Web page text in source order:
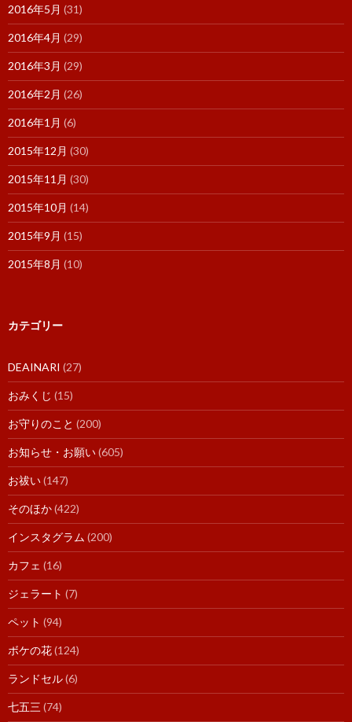
2016年5月 (31)
2016年4月 (29)
2016年3月 (29)
2016年2月 (26)
2016年1月 (6)
2015年12月 (30)
2015年11月 (30)
2015年10月 (14)
2015年9月 (15)
2015年8月 (10)
カテゴリー
DEAINARI (27)
おみくじ (15)
お守りのこと (200)
お知らせ・お願い(605)
お祓い(147)
そのほか(422)
インスタグラム (200)
カフェ (16)
ジェラート (7)
ペット (94)
ボケの花(124)
ランドセル(6)
七五三 (74)